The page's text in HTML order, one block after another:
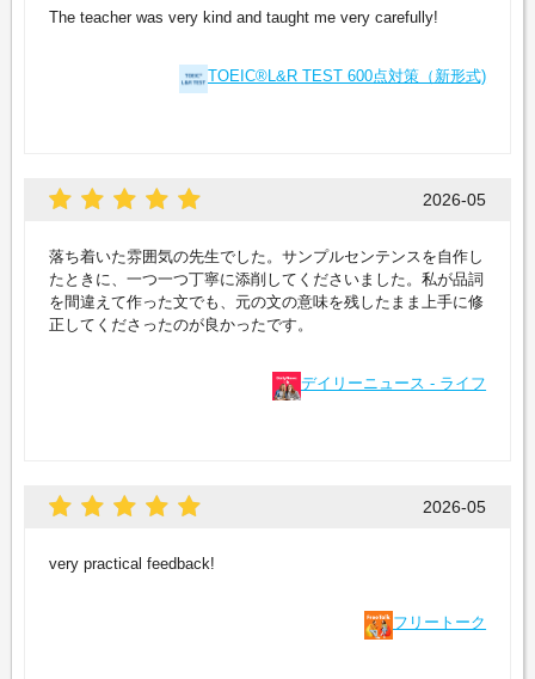
The teacher was very kind and taught me very carefully!
TOEIC®L&R TEST 600点対策（新形式)
2026-05
落ち着いた雰囲気の先生でした。サンプルセンテンスを自作し
たときに、一つ一つ丁寧に添削してくださいました。私が品詞
を間違えて作った文でも、元の文の意味を残したまま上手に修
正してくださったのが良かったです。
デイリーニュース - ライフ
2026-05
very practical feedback!
フリートーク